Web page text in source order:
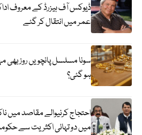
عمر میں انتقال کر گئے
سونا مسلسل پانچویں روز بھی
ہو گئی؟
احتجاج کرنیوالے مقاصد میں
میں دو تہائی اکثریت سے حکومت